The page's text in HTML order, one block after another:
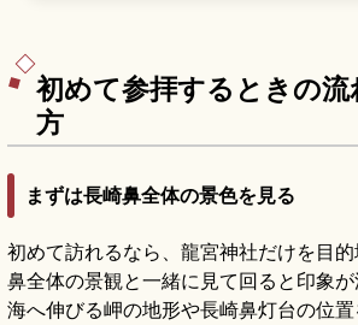
初めて参拝するときの
方
まずは長崎鼻全体の景色を見る
初めて訪れるなら、龍宮神社だけを目
鼻全体の景観と一緒に見て回ると印象が
海へ伸びる岬の地形や長崎鼻灯台の位